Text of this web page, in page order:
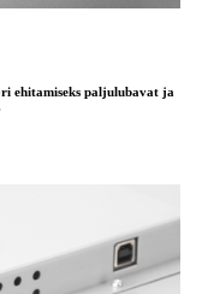
ehitamiseks paljulubavat ja